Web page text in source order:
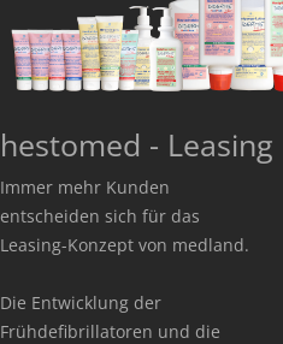
hestomed - Leasing
Immer mehr Kunden
entscheiden sich für das
Leasing-Konzept von medland.
Die Entwicklung der
Frühdefibrillatoren und die